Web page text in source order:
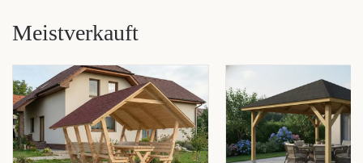
Meistverkauft